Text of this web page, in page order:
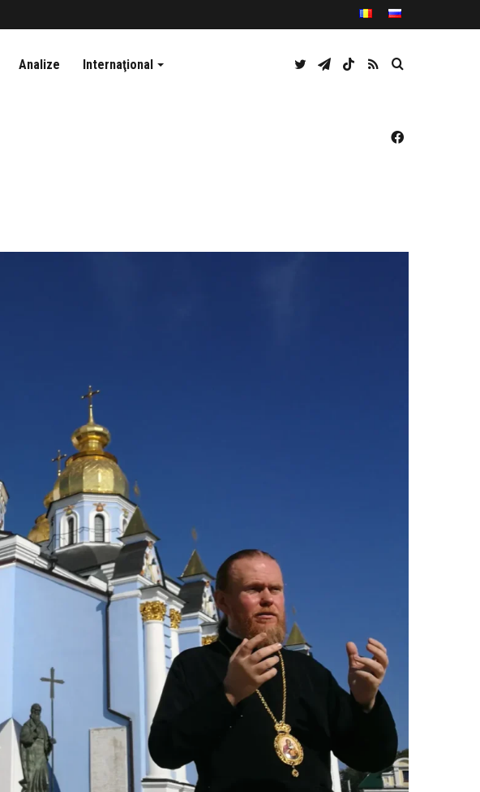
Analize Internaţional Caută
RSS
TikTok
Telegram
Twitter
Facebook